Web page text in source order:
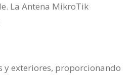
La Antena MikroTik
y exteriores, proporcionando